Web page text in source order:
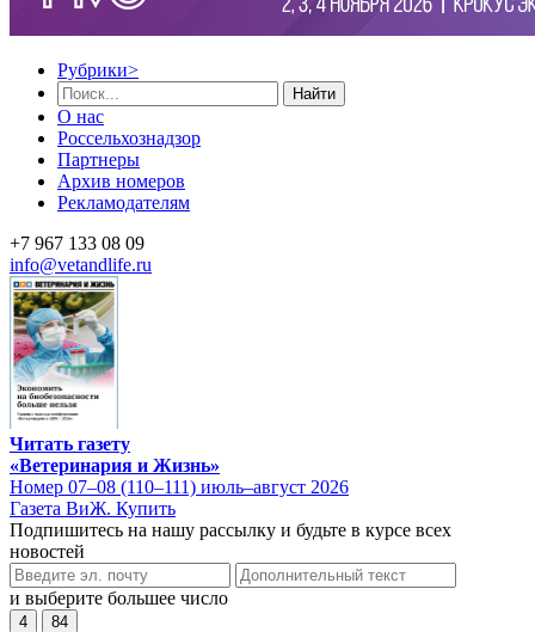
Рубрики>
Найти
О нас
Россельхознадзор
Партнеры
Архив номеров
Рекламодателям
+7 967 133 08 09
info@vetandlife.ru
Читать газету
«Ветеринария и Жизнь»
Номер 07–08 (110–111) июль–август 2026
Газета ВиЖ. Купить
Подпишитесь на нашу рассылку и будьте в курсе всех
новостей
и выберите большее число
4 84